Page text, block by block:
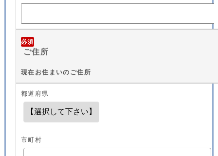
必須
ご住所
現在お住まいのご住所
都道府県
市町村